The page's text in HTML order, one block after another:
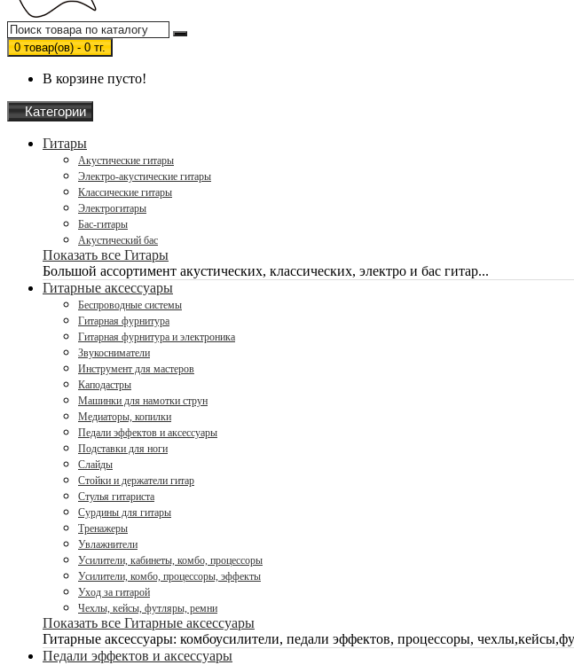
0 товар(ов) - 0 тг.
В корзине пусто!
Категории
Гитары
Акустические гитары
Электро-акустические гитары
Классические гитары
Электрогитары
Бас-гитары
Акустический бас
Показать все Гитары
Большой ассортимент акустических, классических, электро и бас гитар...
Гитарные аксессуары
Беспроводные системы
Гитарная фурнитура
Гитарная фурнитура и электроника
Звукосниматели
Инструмент для мастеров
Каподастры
Машинки для намотки струн
Медиаторы, копилки
Педали эффектов и аксессуары
Подставки для ноги
Слайды
Стойки и держатели гитар
Стулья гитариста
Сурдины для гитары
Тренажеры
Увлажнители
Усилители, кабинеты, комбо, процессоры
Усилители, комбо, процессоры, эффекты
Уход за гитарой
Чехлы, кейсы, футляры, ремни
Показать все Гитарные аксессуары
Гитарные аксессуары: комбоусилители, педали эффектов, процессоры,
Педали эффектов и аксессуары